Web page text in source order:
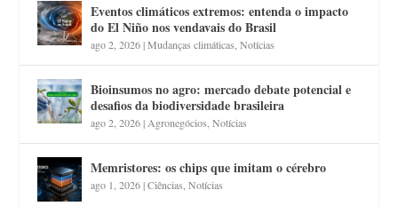
Eventos climáticos extremos: entenda o impacto
do El Niño nos vendavais do Brasil
ago 2, 2026|Mudanças climáticas ,Notícias
Bioinsumos no agro: mercado debate potencial e
desafios da biodiversidade brasileira
ago 2, 2026| Agronegócios ,Notícias
Memristores: os chips que imitam o cérebro
ago 1, 2026|Ciências ,Notícias